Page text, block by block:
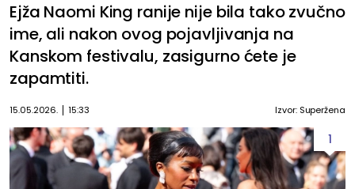
Ejža Naomi King ranije nije bila tako zvučno
ime, ali nakon ovog pojavljivanja na
Kanskom festivalu, zasigurno ćete je
zapamtiti.
15.05.2026. 15:33 Izvor: Superžena
1